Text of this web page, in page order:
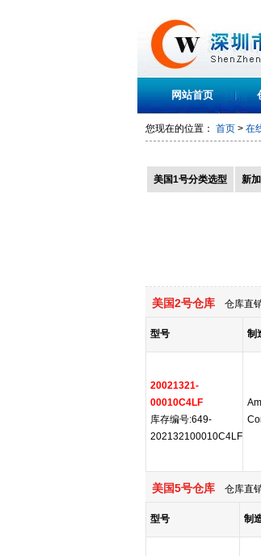
网站首页
您现在的位置： 首页 > 在
美国1号分类选型 新
美国2号仓库 仓库直
型号 制
20021321-
00010C4LF
库存编号:649-
202132100010C4LF
美国5号仓库 仓库直
型号 制